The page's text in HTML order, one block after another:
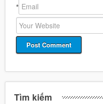
*
Tìm kiếm